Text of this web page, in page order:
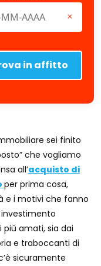
in affitto
sei finito
che vogliamo
all’acquisto di
per prima cosa,
e i motivi che fanno
più amati, sia dai
e traboccanti di
sicuramente